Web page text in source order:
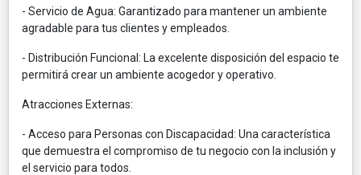
- Servicio de Agua: Garantizado para mantener un ambiente
agradable para tus clientes y empleados.
- Distribución Funcional: La excelente disposición del espacio te
permitirá crear un ambiente acogedor y operativo.
Atracciones Externas:
- Acceso para Personas con Discapacidad: Una característica
que demuestra el compromiso de tu negocio con la inclusión y
el servicio para todos.